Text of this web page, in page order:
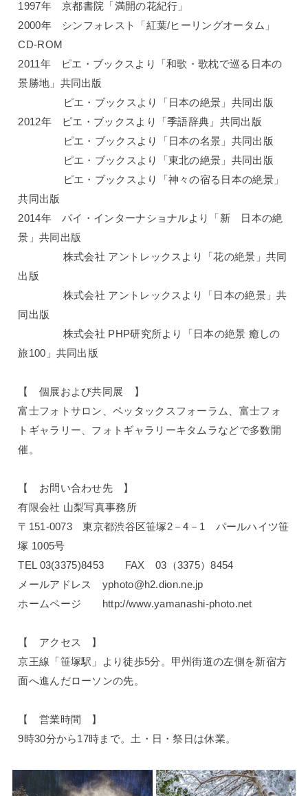
1997年 京都書院「満開の花紀行」
2000年 シンフォレスト「紅葉/ヒーリングオータム」
CD-ROM
2011年 ピエ・ブックスより「和歌・歌枕で巡る日本の
景勝地」共同出版
ピエ・ブックスより「日本の絶景」共同出版
2012年 ピエ・ブックスより「季語辞典」共同出版
ピエ・ブックスより「日本の名景」共同出版
ピエ・ブックスより「東北の絶景」共同出版
ピエ・ブックスより「神々の宿る日本の絶景」
共同出版
2014年 パイ・インターナショナルより「新 日本の絶
景」共同出版
株式会社 アントレックスより「花の絶景」共同
出版
株式会社 アントレックスより「日本の絶景」共
同出版
株式会社 PHP研究所より「日本の絶景 癒しの
旅100」共同出版
【 個展および共同展 】
富士フォトサロン、ペッタックスフォーラム、富士フォ
トギャラリー、フォトギャラリーキタムラなどで多数開
催。
【 お問い合わせ先 】
有限会社 山梨写真事務所
〒151-0073 東京都渋谷区笹塚2－4－1 パールハイツ笹
塚 1005号
TEL 03(3375)8453 FAX 03（3375）8454
メールアドレス yphoto@h2.dion.ne.jp
ホームページ http://www.yamanashi-photo.net
【 アクセス 】
京王線「笹塚駅」より徒歩5分。甲州街道の左側を新宿方
面へ進んだローソンの先。
【 営業時間 】
9時30分から17時まで。土・日・祭日は休業。